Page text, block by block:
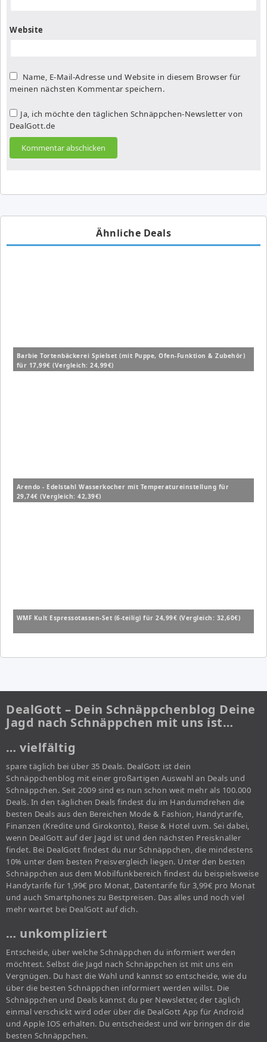
Website
Name, E-Mail-Adresse und Website in diesem Browser für
meinen nächsten Kommentar speichern.
Ja, ich möchte den täglichen Schnäppchen-Newsletter von
DealGott.de
Ähnliche Deals
Barbie Tortenbäckerei Spielset (mit Puppe, Ofen-Funktion & Zubehör)
für 17,99€ (Vergleich: 24,99€)
Arendo - Edelstahl Wasserkocher mit Temperatureinstellung für
29,74€ (Vergleich: 42,39€)
WMF Kult Espressotassen-Set (6-teilig) für 24,99€ (Vergleich: 32,60€)
DealGott – Dein Schnäppchenblog Deine
Jagd nach Schnäppchen mit uns ist…
… vielfältig
spare täglich bei über 35 Deals. DealGott ist dein
Schnäppchenblog mit einer großartigen Auswahl an Deals und
Schnäppchen. Seit 2009 sind es nun schon weit mehr als 100.000
Deals. In den täglichen Deals findest du im Handumdrehen die
besten Deals aus den Bereichen Mode & Fashion, Handytarife,
Finanzen (Kredite und Girokonto), Reise & Hotel uvm. Sei dabei,
wenn DealGott auf der Jagd ist und den nächsten Preisknaller
findet. Bei DealGott findest du nur Schnäppchen, die mindestens
10% unter dem besten Preisvergleich liegen. Unter den besten
Schnäppchen aus dem Mobilfunkbereich findest du beispielsweise
Handytarife für 1,99€ pro Monat, Datentarife für 3,99€ pro Monat
und auch Smartphones zu Bestpreisen. Das alles und noch viel
mehr wartet bei DealGott auf dich.
… unkompliziert
Entscheide, über welche Schnäppchen du informiert werden
möchtest. Selbst die Jagd nach Schnäppchen ist mit uns ein
Vergnügen. Du hast die Wahl und kannst so entscheide, wie du
über die besten Schnäppchen informiert werden willst. Die
Schnäppchen und Deals kannst du per Newsletter, der täglich
einmal verschickt wird oder über die DealGott App für Android
und Apple IOS erhalten. Du entscheidest und wir bringen dir die
besten Schnäppchen.